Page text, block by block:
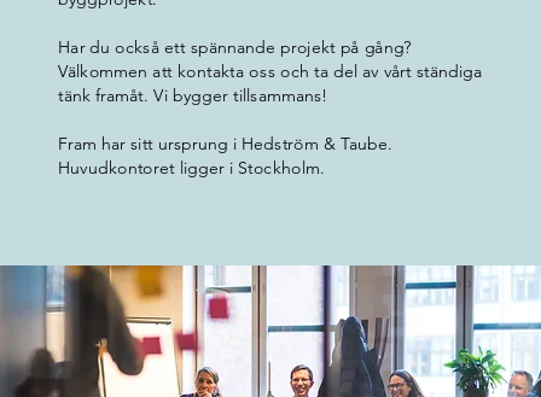
Har du också ett spännande projekt på gång?
Välkommen att kontakta oss och ta del av vårt ständiga
tänk framåt. Vi bygger tillsammans!
Fram har sitt ursprung i Hedström & Taube.
Huvudkontoret ligger i Stockholm.